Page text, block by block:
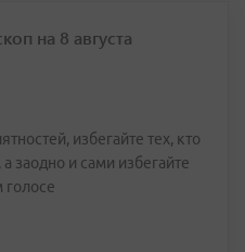
на 8 августа
избегайте тех, кто
заодно и сами избегайте
голосе